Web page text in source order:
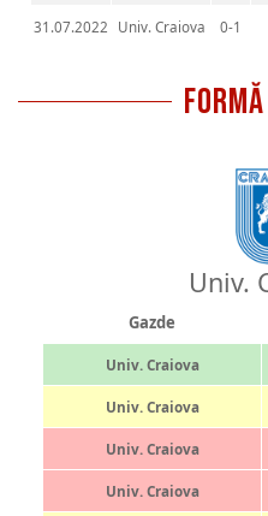
31.07.2022 Univ. Craiova 0-1
Univ.
Gazde
Univ. Craiova
Univ. Craiova
Univ. Craiova
Univ. Craiova